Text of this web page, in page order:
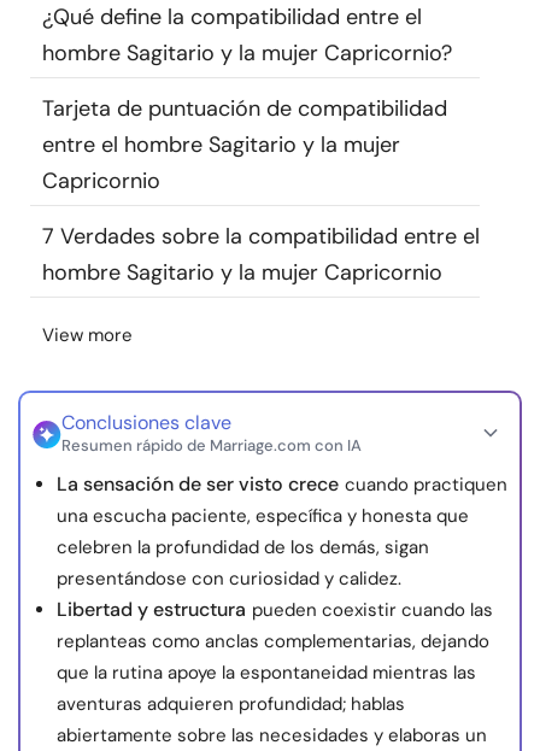
Encuentra un terapeuta
Idioma
Sobre nosotros Contáctanos Escríbenos
Publicidad con
nosotros
© Copyright 2026. Todos los derechos reservados.
¿Qué define la compatibilidad entre el
hombre Sagitario y la mujer Capricornio?
Tarjeta de puntuación de compatibilidad
entre el hombre Sagitario y la mujer
Capricornio
7 Verdades sobre la compatibilidad entre el
hombre Sagitario y la mujer Capricornio
View more
Conclusiones clave
Resumen rápido de Marriage.com con IA
La sensación de ser visto crece cuando practiquen
una escucha paciente, específica y honesta que
celebren la profundidad de los demás, sigan
presentándose con curiosidad y calidez.
Libertad y estructura pueden coexistir cuando las
replanteas como anclas complementarias, dejando
que la rutina apoye la espontaneidad mientras las
aventuras adquieren profundidad; hablas
abiertamente sobre las necesidades y elaboras un